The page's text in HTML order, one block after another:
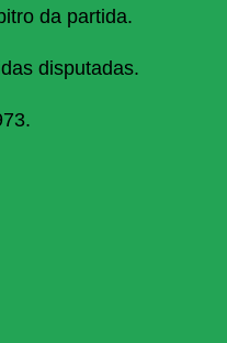
da partida.
disputadas.